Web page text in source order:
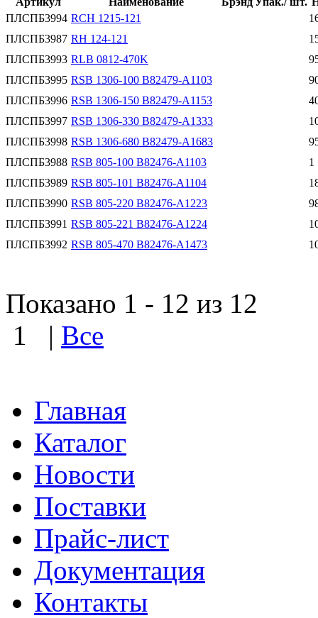
ПЛСПБ3994 RCH 1215-121
ПЛСПБ3987 RH 124-121
ПЛСПБ3993 RLB 0812-470K
ПЛСПБ3995 RSB 1306-100 B82479-A1103
ПЛСПБ3996 RSB 1306-150 B82479-A1153
ПЛСПБ3997 RSB 1306-330 B82479-A1333
ПЛСПБ3998 RSB 1306-680 B82479-A1683
ПЛСПБ3988 RSB 805-100 B82476-A1103
1
ПЛСПБ3989 RSB 805-101 B82476-A1104
ПЛСПБ3990 RSB 805-220 B82476-A1223
ПЛСПБ3991 RSB 805-221 B82476-A1224
ПЛСПБ3992 RSB 805-470 B82476-A1473
Показано 1 - 12 из 12
1
| Все
Главная
Каталог
Новости
Поставки
Прайс-лист
Документация
Контакты